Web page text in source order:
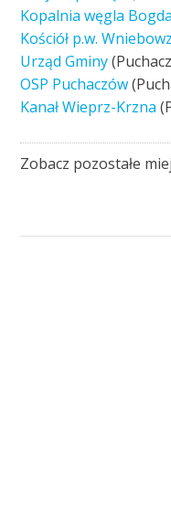
Kopalnia węgla
Kościół p.w.
Urząd Gminy
OSP Puchaczów
Kanał Wieprz-Krzna
Zobacz pozostałe